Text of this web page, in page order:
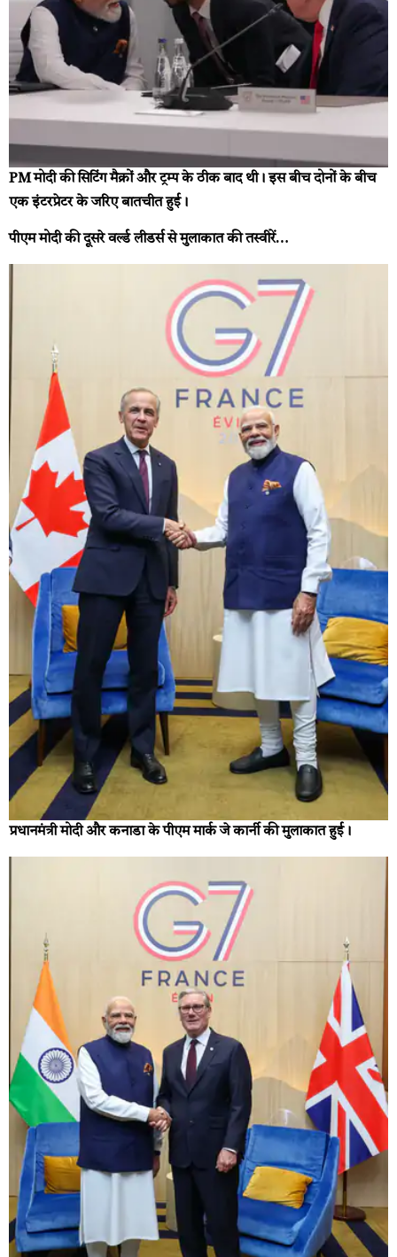
PM मोदी की सिटिंग मैक्रों और ट्रम्प के ठीक बाद थी। इस बीच दोनों के बीच
एक इंटरप्रेटर के जरिए बातचीत हुई।
पीएम मोदी की दूसरे वर्ल्ड लीडर्स से मुलाकात की तस्वीरें…
प्रधानमंत्री मोदी और कनाडा के पीएम मार्क जे कार्नी की मुलाकात हुई।